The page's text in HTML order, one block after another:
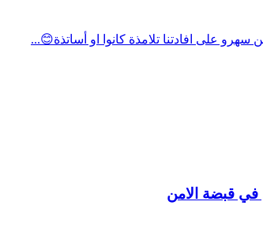
على افادتنا تلامذة كانوا او أساتذة😊...
في قبضة الامن